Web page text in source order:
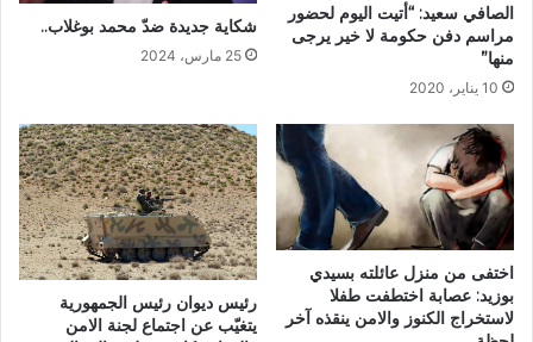
الصافي سعيد: “أتيت اليوم لحضور
مراسم دفن حكومة لا خير يرجى
منها”
10 يناير، 2020
شكاية جديدة ضدّ محمد بوغلاب..
25 مارس، 2024
اختفى من منزل عائلته بسيدي
بوزيد: عصابة اختطفت طفلا
لاستخراج الكنوز والامن ينقذه آخر
رئيس ديوان رئيس الجمهورية
يتغيّب عن اجتماع لجنة الامن